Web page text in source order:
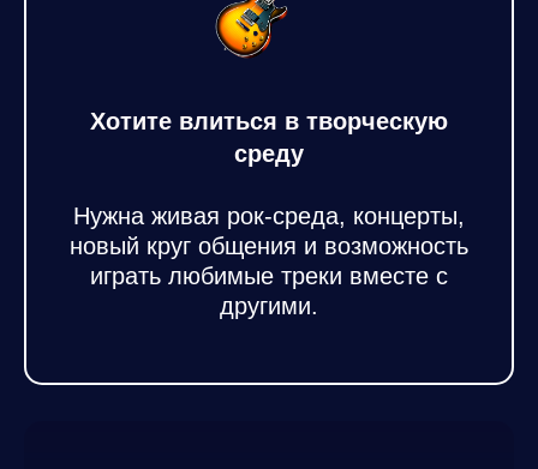
Хотите влиться в творческую
среду
Нужна живая рок‑среда, концерты,
новый круг общения и возможность
играть любимые треки вместе с
другими.